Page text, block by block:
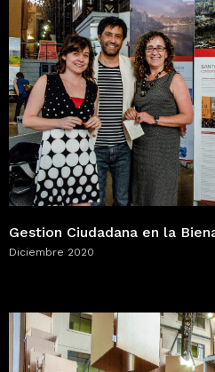
Gestion Ciudadana en la
Diciembre 2020